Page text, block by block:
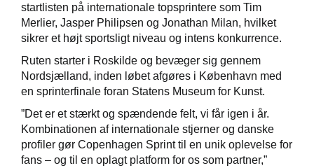
startlisten på internationale topsprintere som Tim
Merlier, Jasper Philipsen og Jonathan Milan, hvilket
sikrer et højt sportsligt niveau og intens konkurrence.
Ruten starter i Roskilde og bevæger sig gennem
Nordsjælland, inden løbet afgøres i København med
en sprinterfinale foran Statens Museum for Kunst.
”Det er et stærkt og spændende felt, vi får igen i år.
Kombinationen af internationale stjerner og danske
profiler gør Copenhagen Sprint til en unik oplevelse for
fans – og til en oplagt platform for os som partner,”